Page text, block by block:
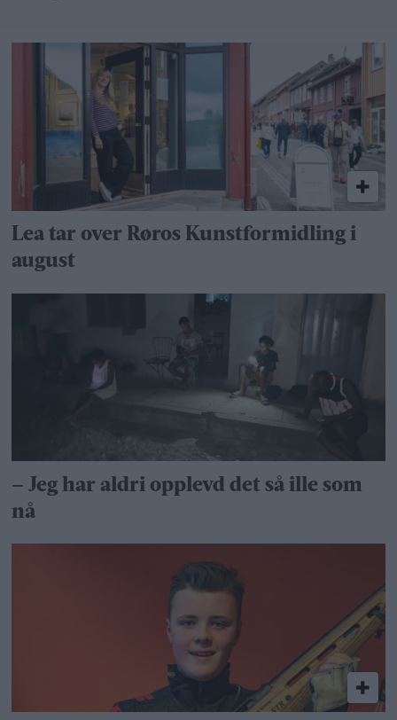
Lea tar over Røros Kunstformidling i
august
– Jeg har aldri opplevd det så ille som
nå